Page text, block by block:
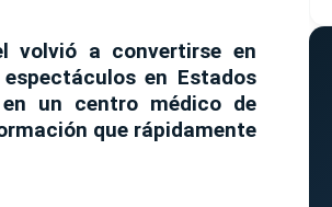
volvió a convertirse en
en Estados
un centro médico de
que rápidamente